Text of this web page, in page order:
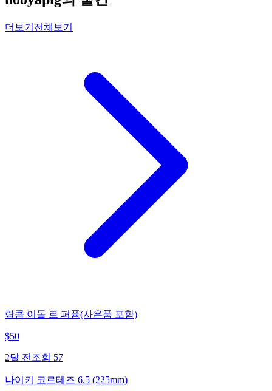
더보기 전체보기
랑콤 이돌 르 퍼퓸(사은품 포함)
$50
2달 전 조회 57
나이키 코르테즈 6.5 (225mm)